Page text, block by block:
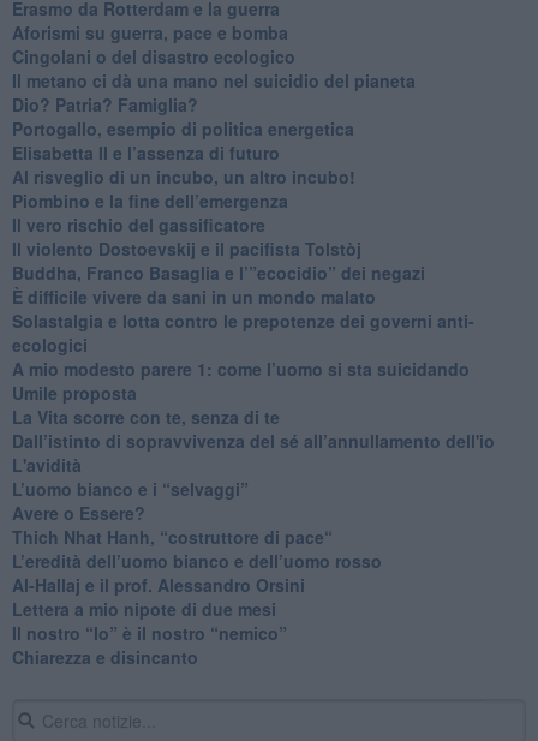
​Erasmo da Rotterdam e la guerra
​Aforismi su guerra, pace e bomba
Cingolani o del disastro ecologico
​Il metano ci dà una mano nel suicidio del pianeta
​Dio? Patria? Famiglia?
Portogallo, esempio di politica energetica
​Elisabetta II e l’assenza di futuro
Al risveglio di un incubo, un altro incubo!
​Piombino e la fine dell’emergenza
​Il vero rischio del gassificatore
​Il violento Dostoevskij e il pacifista Tolstòj
​Buddha, Franco Basaglia e l’”ecocidio” dei negazi
​È difficile vivere da sani in un mondo malato
Solastalgia e lotta contro le prepotenze dei governi anti-
ecologici
​A mio modesto parere 1: come l’uomo si sta suicidando
​Umile proposta
​La Vita scorre con te, senza di te
​Dall’istinto di sopravvivenza del sé all’annullamento dell'io
L'avidità
​L’uomo bianco e i “selvaggi”
​Avere o Essere?
​Thich Nhat Hanh, “costruttore di pace“
​L’eredità dell’uomo bianco e dell’uomo rosso
Al-Hallaj e il prof. Alessandro Orsini
​Lettera a mio nipote di due mesi
​Il nostro “Io” è il nostro “nemico”
​Chiarezza e disincanto